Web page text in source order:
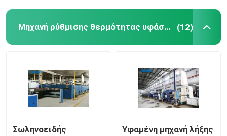
Μηχανή ρύθμισης θερμότητας υφάσματος (12)
Σωληνοειδής
Υφαμένη μηχανή λήξης